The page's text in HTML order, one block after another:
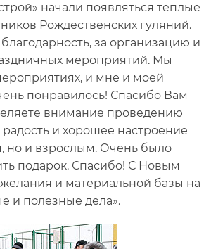
начали появляться теплые
Рождественских гуляний.
за организацию и
мероприятий. Мы
и мне и моей
понравилось! Спасибо Вам
внимание проведению
радость и хорошее настроение
но и взрослым. Очень было
подарок. Спасибо! С Новым
и материальной базы на
и полезные дела».